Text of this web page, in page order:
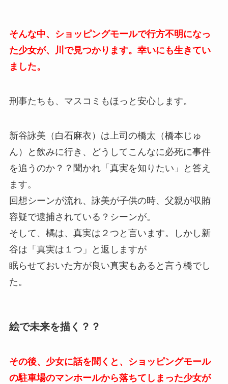
そんな中、ショッピングモールで行方不明になっ
た少女が、川で見つかります。幸いにも生きてい
ました。
刑事たちも、マスコミもほっと安心します。
新谷詠美（白石麻衣）は上司の橋太（橋本じゅ
ん）と飲みに行き、どうしてこんなに必死に事件
を追うのか？？聞かれ「真実を知りたい」と答え
ます。
回想シーンが流れ、詠美が子供の時、父親が収賄
容疑で逮捕されている？シーンが。
そして、橘は、真実は２つと言います。しかし新
谷は「真実は１つ」と返しますが
眠らせておいた方が良い真実もあると言う橋でし
た。
絵で未来を描く？？
その後、少女に話を聞くと、ショッピングモール
の駐車場のマンホールから落ちてしまった少女が